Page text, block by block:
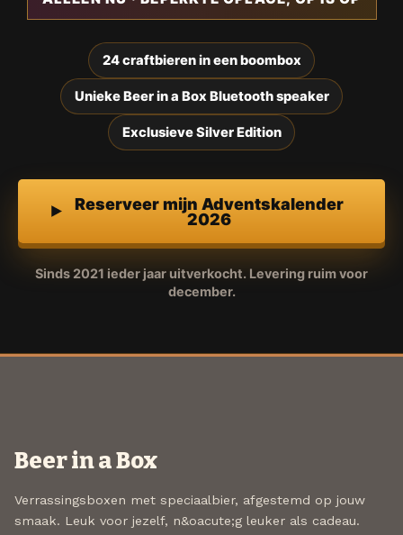
24 craftbieren in een boombox
Unieke Beer in a Box Bluetooth speaker
Exclusieve Silver Edition
Reserveer mijn Adventskalender
2026
Sinds 2021 ieder jaar uitverkocht. Levering ruim voor
december.
Beer in a Box
Verrassingsboxen met speciaalbier, afgestemd op jouw
smaak. Leuk voor jezelf, n&oacute;g leuker als cadeau.